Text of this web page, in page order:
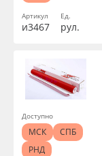
Артикул
и3467
Ед.
рул.
Доступно
МСК
СПБ
РНД